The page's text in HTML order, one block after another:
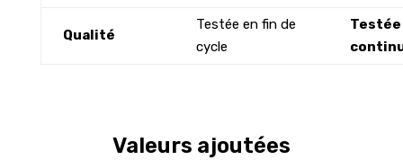
Qualité
Testée en fin de
cycle
Testée
Valeurs ajoutées